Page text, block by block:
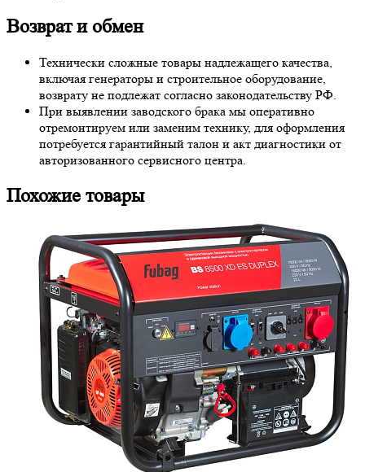
Возврат и обмен
Технически сложные товары надлежащего качества,
включая генераторы и строительное оборудование,
возврату не подлежат согласно законодательству РФ.
При выявлении заводского брака мы оперативно
отремонтируем или заменим технику, для оформления
потребуется гарантийный талон и акт диагностики от
авторизованного сервисного центра.
Похожие товары